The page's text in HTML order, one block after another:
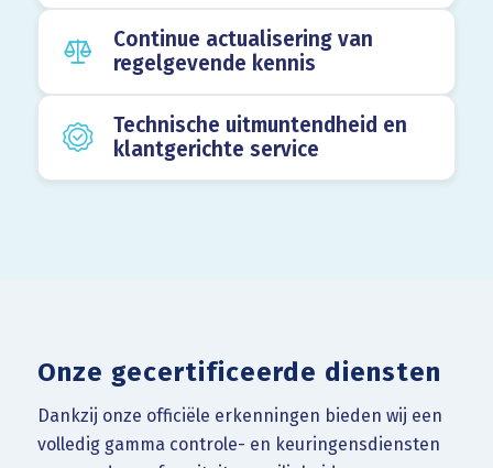
Continue actualisering van
regelgevende kennis
Technische uitmuntendheid en
klantgerichte service
Onze gecertificeerde diensten
Dankzij onze officiële erkenningen bieden wij een
volledig gamma controle- en keuringensdiensten